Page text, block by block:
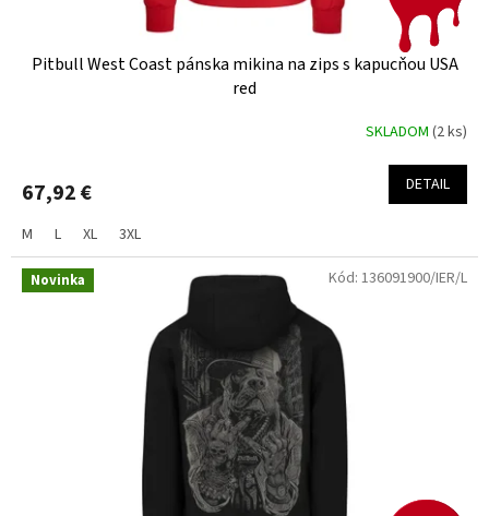
Pitbull West Coast pánska mikina na zips s kapucňou USA
red
SKLADOM (2 ks)
67,92 € DETAIL
M L XL 3XL
Novinka Kód: 136091900/IER/L